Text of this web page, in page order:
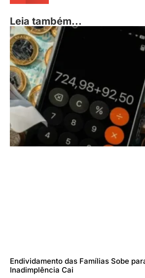
Leia também...
Endividamento das Famílias Sobe
Inadimplência Cai